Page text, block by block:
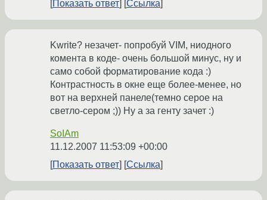
Показать ответ
Ссылка
Kwrite? незачет- попробуй VIM, ниодного
комента в коде- очень большой минус, ну и
само собой форматирование кода :)
Контрастность в окне еще более-менее, но
вот на верхней панеле(темно серое на
светло-сером ;)) Ну а за генту зачет :)
SoIAm
11.12.2007 11:53:09 +00:00
Показать ответ
Ссылка